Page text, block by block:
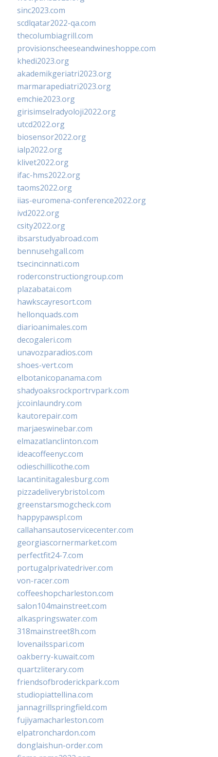
sinc2023.com
scdlqatar2022-qa.com
thecolumbiagrill.com
provisionscheeseandwineshoppe.com
khedi2023.org
akademikgeriatri2023.org
marmarapediatri2023.org
emchie2023.org
girisimselradyoloji2022.org
utcd2022.org
biosensor2022.org
ialp2022.org
klivet2022.org
ifac-hms2022.org
taoms2022.org
iias-euromena-conference2022.org
ivd2022.org
csity2022.org
ibsarstudyabroad.com
bennusehgall.com
tsecincinnati.com
roderconstructiongroup.com
plazabatai.com
hawkscayresort.com
hellonquads.com
diarioanimales.com
decogaleri.com
unavozparadios.com
shoes-vert.com
elbotanicopanama.com
shadyoaksrockportrvpark.com
jccoinlaundry.com
kautorepair.com
marjaeswinebar.com
elmazatlanclinton.com
ideacoffeenyc.com
odieschillicothe.com
lacantinitagalesburg.com
pizzadeliverybristol.com
greenstarsmogcheck.com
happypawspl.com
callahansautoservicecenter.com
georgiascornermarket.com
perfectfit24-7.com
portugalprivatedriver.com
von-racer.com
coffeeshopcharleston.com
salon104mainstreet.com
alkaspringswater.com
318mainstreet8h.com
lovenailsspari.com
oakberry-kuwait.com
quartzliterary.com
friendsofbroderickpark.com
studiopiattellina.com
jannagrillspringfield.com
fujiyamacharleston.com
elpatronchardon.com
donglaishun-order.com